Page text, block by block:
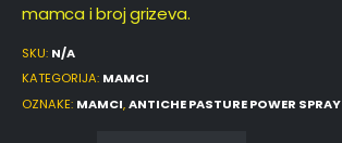
mamca i broj grizeva.
SKU: N/A
KATEGORIJA: MAMCI
OZNAKE: MAMCI,ANTICHE PASTURE POWER SPRAY